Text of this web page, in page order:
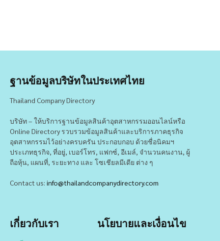
ฐานข้อมูลบริษัทในประเทศไทย
Thailand Company Directory
บริษัท – ให้บริการฐานข้อมูลสินค้าอุตสาหกรรมออนไลน์หรือ
Online Directory รวบรวมข้อมูลสินค้าและบริการภาคธุรกิจ
อุตสาหกรรมไว้อย่างครบครัน ประกอบกอบ ด้วยชื่อนิคมฯ
ประเภทธุรกิจ, ที่อยู่, เบอร์โทร, แฟกซ์, อีเมล์, จำนวนคนงาน, ผู้
ถือหุ้น, แผนที่, ระยะทาง และ โซเชียลมีเดีย ต่าง ๆ
Contact us: info@thailandcompanydirectory.com
เกี่ยวกับเรา นโยบายและเงื่อนไข